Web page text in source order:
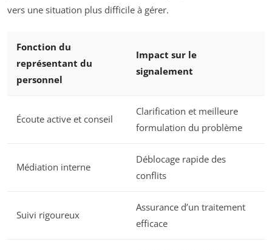
vers une situation plus difficile à gérer.
Fonction du
représentant du
personnel
Impact sur le
signalement
Écoute active et conseil
Clarification et meilleure
formulation du problème
Médiation interne
Déblocage rapide des
conflits
Suivi rigoureux
Assurance d’un traitement
efficace